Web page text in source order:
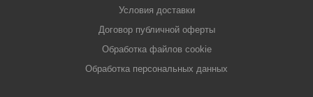
Условия доставки
Договор публичной оферты
Обработка файлов cookie
Обработка персональных данных